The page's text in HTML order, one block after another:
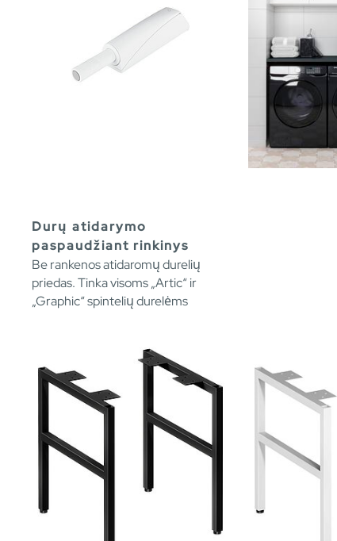
Durų atidarymo
paspaudžiant rinkinys
Be rankenos atidaromų durelių
priedas. Tinka visoms „Artic“ ir
„Graphic“ spintelių durelėms